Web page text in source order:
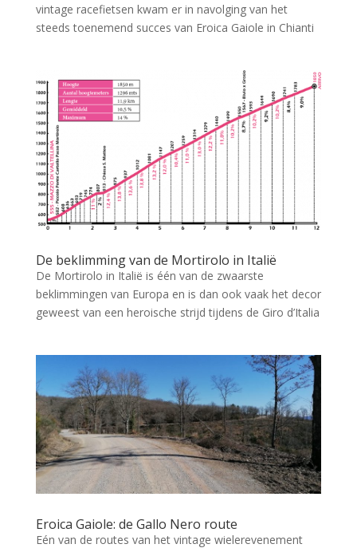
vintage racefietsen kwam er in navolging van het
steeds toenemend succes van Eroica Gaiole in Chianti
De beklimming van de Mortirolo in Italië
De Mortirolo in Italië is één van de zwaarste
beklimmingen van Europa en is dan ook vaak het decor
geweest van een heroische strijd tijdens de Giro d’Italia
Eroica Gaiole: de Gallo Nero route
Eén van de routes van het vintage wielerevenement